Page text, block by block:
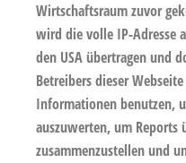
Wirtschaftsraum zuvor
wird die volle IP-Adresse
den USA übertragen und
Betreibers dieser
Informationen benutzen,
auszuwerten, um
zusammenzustellen und